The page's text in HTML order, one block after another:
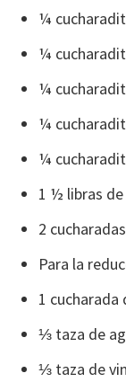
¼
¼
¼
¼
¼
1 ½ libras
2
Para la
1
⅓ taza de
⅓ taza de